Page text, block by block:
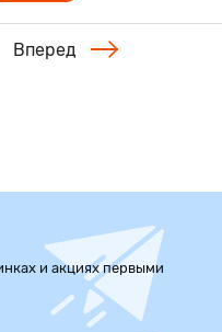
Вперед
и акциях первыми